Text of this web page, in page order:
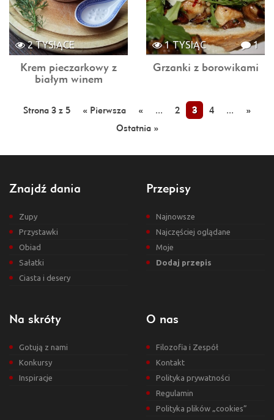
2 TYSIĄCE
Krem pieczarkowy z
białym winem
1
1 TYSIĄC
Grzanki z borowikami
Strona 3 z 5 « Pierwsza « ... 2 3 4 ...
»
Ostatnia »
Znajdź dania
Zupy
Przystawki
Obiad
Sałatki
Ciasta i desery
Przepisy
Najnowsze
Najczęściej oglądane
Moje
Dodaj przepis
Na skróty
Gotują z nami
Konkursy
Inspiracje
O nas
Filozofia i Zespół
Kontakt
Polityka prywatności
Regulamin
Polityka plików „cookies”